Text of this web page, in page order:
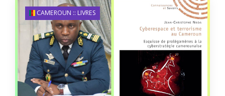
CAMEROUN :: LIVRES